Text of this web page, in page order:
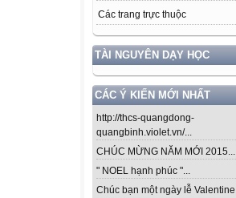
Các trang trực thuộc
TÀI NGUYÊN DẠY HỌC
CÁC Ý KIẾN MỚI NHẤT
http://thcs-quangdong-
quangbinh.violet.vn/...
CHÚC MỪNG NĂM MỚI 2015...
" NOEL hạnh phúc "...
Chúc bạn một ngày lễ Valentine